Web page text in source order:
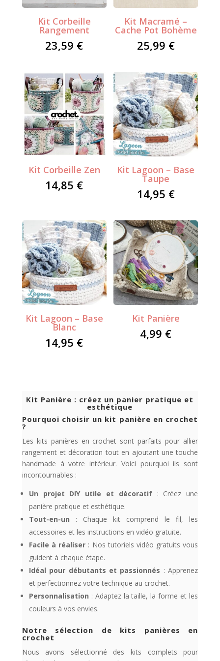
Kit Corbeille
Rangement
23,59 €
Kit Macramé –
Cache Pot Bohème
25,99 €
Kit Corbeille Zen
14,85 €
Kit Lagoon – Base
Taupe
14,95 €
Kit Lagoon – Base
Blanc
14,95 €
Kit Panière
4,99 €
Kit Panière : créez un panier pratique et
esthétique
Pourquoi choisir un kit panière en crochet
?
Les kits panières en crochet sont parfaits pour allier
rangement et décoration tout en ajoutant une touche
handmade à votre intérieur. Voici pourquoi ils sont
incontournables :
Un projet DIY utile et décoratif: Créez une
panière pratique et esthétique.
Tout-en-un : Chaque kit comprend le fil, les
accessoires et les instructions en vidéo gratuite.
Facile à réaliser : Nos tutoriels vidéo gratuits vous
guident à chaque étape.
Idéal pour débutants et passionnés : Apprenez
et perfectionnez votre technique au crochet.
Personnalisation : Adaptez la taille, la forme et les
couleurs à vos envies.
Notre sélection de kits panières en
crochet
Nous avons sélectionné des kits complets pour